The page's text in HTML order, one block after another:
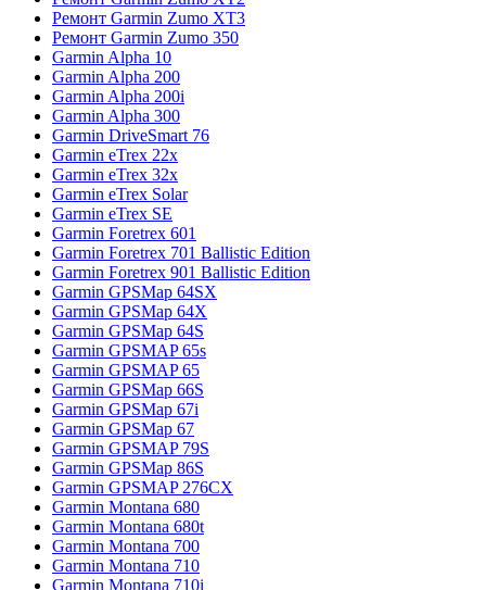
Ремонт Garmin Zumo XT3
Ремонт Garmin Zumo 350
Garmin Alpha 10
Garmin Alpha 200
Garmin Alpha 200i
Garmin Alpha 300
Garmin DriveSmart 76
Garmin eTrex 22x
Garmin eTrex 32x
Garmin eTrex Solar
Garmin eTrex SE
Garmin Foretrex 601
Garmin Foretrex 701 Ballistic Edition
Garmin Foretrex 901 Ballistic Edition
Garmin GPSMap 64SX
Garmin GPSMap 64X
Garmin GPSMap 64S
Garmin GPSMAP 65s
Garmin GPSMAP 65
Garmin GPSMap 66S
Garmin GPSMap 67i
Garmin GPSMap 67
Garmin GPSMAP 79S
Garmin GPSMap 86S
Garmin GPSMAP 276CX
Garmin Montana 680
Garmin Montana 680t
Garmin Montana 700
Garmin Montana 710
Garmin Montana 710i